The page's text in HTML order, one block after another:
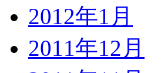
2012年1月
2011年12月